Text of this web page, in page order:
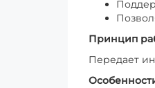
Принцип
Передает